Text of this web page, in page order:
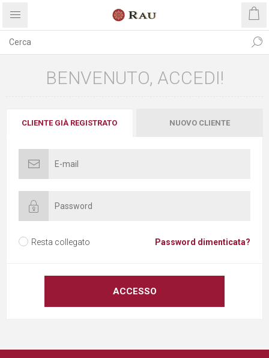
BENVENUTO, ACCEDI!
CLIENTE GIÀ REGISTRATO NUOVO CLIENTE
Resta collegato Password dimenticata?